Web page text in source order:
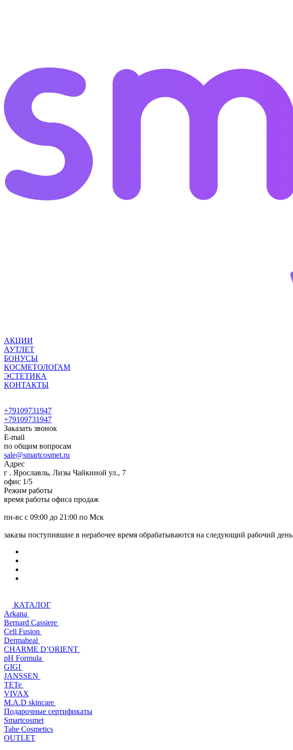
АКЦИИ
АУТЛЕТ
БОНУСЫ
КОСМЕТОЛОГАМ
ЭСТЕТИКА
КОНТАКТЫ
+79109731947
+79109731947
Заказать звонок
E-mail
по общим вопросам
sale@smartcosmet.ru
Адрес
г . Ярославль, Лизы Чайкиной ул., 7
офис 1/5
Режим работы
время работы офиса продаж
пн-вс с 09:00 до 21:00 по Мск
заказы поступившие в нерабочее время обрабатываются на следующий рабочий день
КАТАЛОГ
Arkana
Bernard Cassiere
Cell Fusion
Dermaheal
CHARME D’ORIENT
pH Formula
GIGI
JANSSEN
TETe
VIVAX
M.A.D skincare
Подарочные сертификаты
Smartcosmet
Tahe Cosmetics
OUTLET